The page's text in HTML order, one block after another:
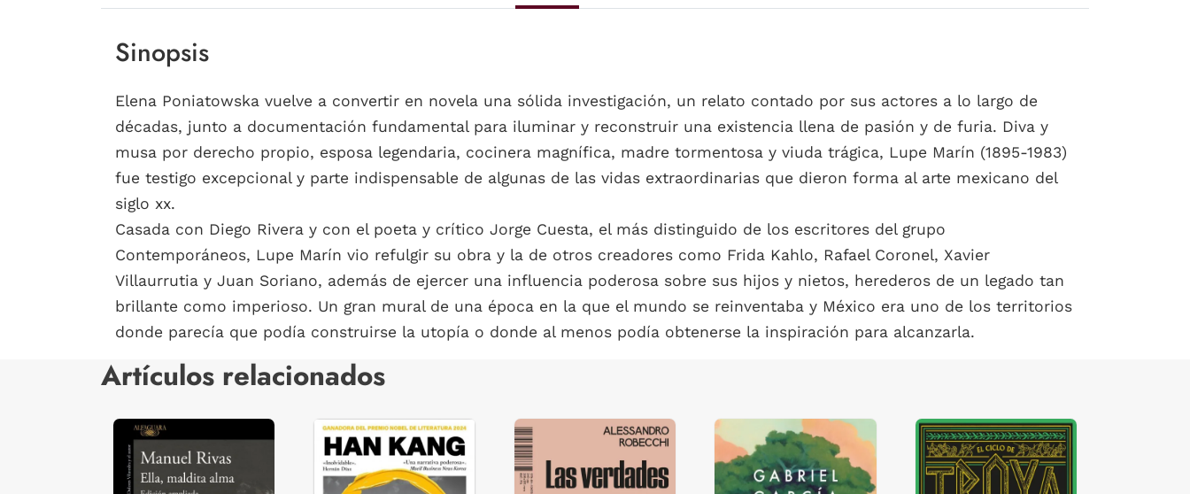
Sinopsis
Elena Poniatowska vuelve a convertir en novela una sólida investigación, un relato contado por sus actores a lo largo de
décadas, junto a documentación fundamental para iluminar y reconstruir una existencia llena de pasión y de furia. Diva y
musa por derecho propio, esposa legendaria, cocinera magnífica, madre tormentosa y viuda trágica, Lupe Marín (1895-1983)
fue testigo excepcional y parte indispensable de algunas de las vidas extraordinarias que dieron forma al arte mexicano del
siglo xx.
Casada con Diego Rivera y con el poeta y crítico Jorge Cuesta, el más distinguido de los escritores del grupo
Contemporáneos, Lupe Marín vio refulgir su obra y la de otros creadores como Frida Kahlo, Rafael Coronel, Xavier
Villaurrutia y Juan Soriano, además de ejercer una influencia poderosa sobre sus hijos y nietos, herederos de un legado tan
brillante como imperioso. Un gran mural de una época en la que el mundo se reinventaba y México era uno de los territorios
donde parecía que podía construirse la utopía o donde al menos podía obtenerse la inspiración para alcanzarla.
Artículos relacionados